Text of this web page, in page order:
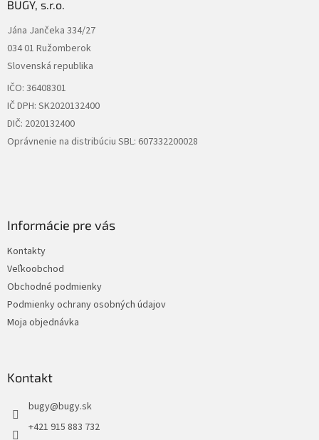
BUGY, s.r.o.
Jána Jančeka 334/27
034 01 Ružomberok
Slovenská republika
IČO: 36408301
IČ DPH: SK2020132400
DIČ: 2020132400
Oprávnenie na distribúciu SBL: 607332200028
Informácie pre vás
Kontakty
Veľkoobchod
Obchodné podmienky
Podmienky ochrany osobných údajov
Moja objednávka
Kontakt
bugy@bugy.sk
+421 915 883 732